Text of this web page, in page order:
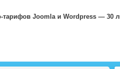
тарифов Joomla и Wordpress —